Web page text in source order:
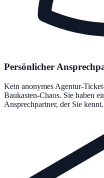
Persönlicher
Kein anonymes Agentur-
Baukasten-Chaos. Sie haben
Ansprechpartner, der Sie kennt.